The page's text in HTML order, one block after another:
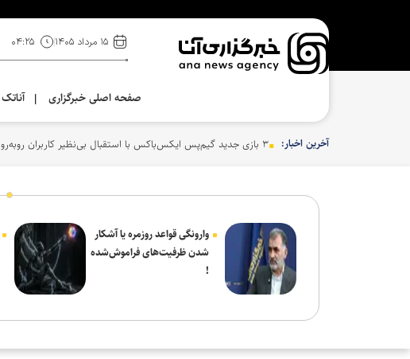
۱۵ مرداد ۱۴۰۵ ۰۴:۲۵
صفحه اصلی خبرگزاری | آناتک
آخرین اخبار: ۳ بازی جدید گیم‌پس ایکس‌باکس با استقبال بی‌نظیر کاربران روبه‌رو شدند
وارونگی قواعد روزمره یا آشکار
شدن ظرفیت‌های فراموش‌شده
!